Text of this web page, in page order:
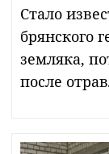
Стало
брянского
земляка,
после